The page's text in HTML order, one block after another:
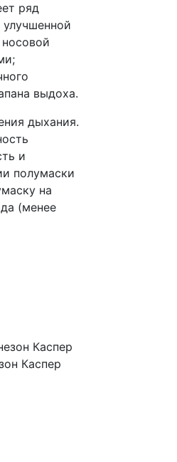
ряд
выдоха.
дыхания.
и
полумаски
на
(менее
Каспер